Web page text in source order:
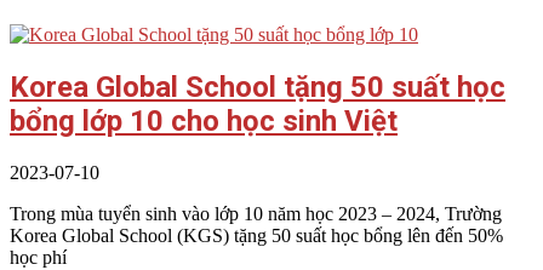
Korea Global School tặng 50 suất học
bổng lớp 10 cho học sinh Việt
2023-07-10
Trong mùa tuyển sinh vào lớp 10 năm học 2023 – 2024, Trường
Korea Global School (KGS) tặng 50 suất học bổng lên đến 50%
học phí